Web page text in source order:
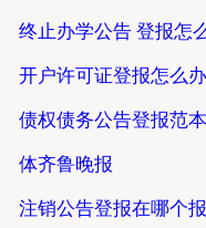
终止办学公告 登报怎
开户许可证登报怎么
债权债务公告登报范
体齐鲁晚报
注销公告登报在哪个